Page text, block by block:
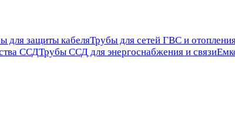
для защиты кабеляТрубы для сетей ГВС и
ССДТрубы ССД для энергоснабжения и связи